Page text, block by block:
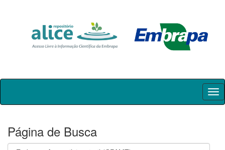
Skip
Página de Busca